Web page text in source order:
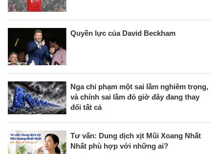
Quyền lực của David Beckham
Nga chỉ phạm một sai lầm nghiêm trọng,
và chính sai lầm đó giờ đây đang thay
đổi tất cả
Tư vấn: Dung dịch xịt Mũi Xoang Nhất
Nhất phù hợp với những ai?